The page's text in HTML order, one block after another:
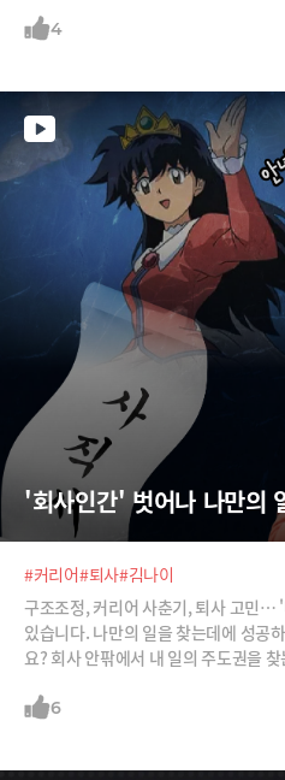
을 위한 강좌입니다. 단순한 AI 활용이
8~10강을 공개합니다. 전체 강좌 내
클래스'를 검색해 주세요.
4
'회사인간' 벗어나 나만의
#커리어#퇴사#김나이
구조조정, 커리어 사춘기, 퇴사 고민…
있습니다. 나만의 일을 찾는데에 성공
요? 회사 안팎에서 내 일의 주도권을
6